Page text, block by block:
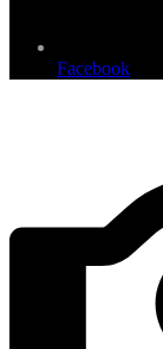
Facebook